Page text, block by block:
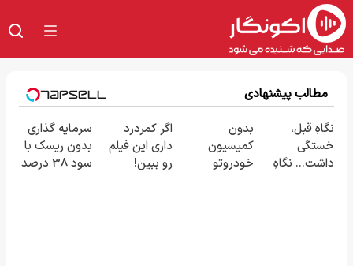
مطالب پیشنهادی
نگاهِ قبل،
خستگی
داشت... نگاهِ
بدون
کمیسیون
خودروتو
اگر کمردرد
داری این فیلم
رو ببین!
سرمایه گذاری
بدون ریسک با
سود 38 درصد